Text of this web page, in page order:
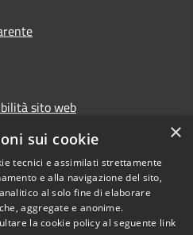
sito web
Copyright © 2026 • Comune di
Gaglianico • Powered by
×
sui cookie
tecnici e assimilati strettamente
e alla navigazione del sito,
al solo fine di elaborare
aggregate e anonime.
la cookie policy al seguente link